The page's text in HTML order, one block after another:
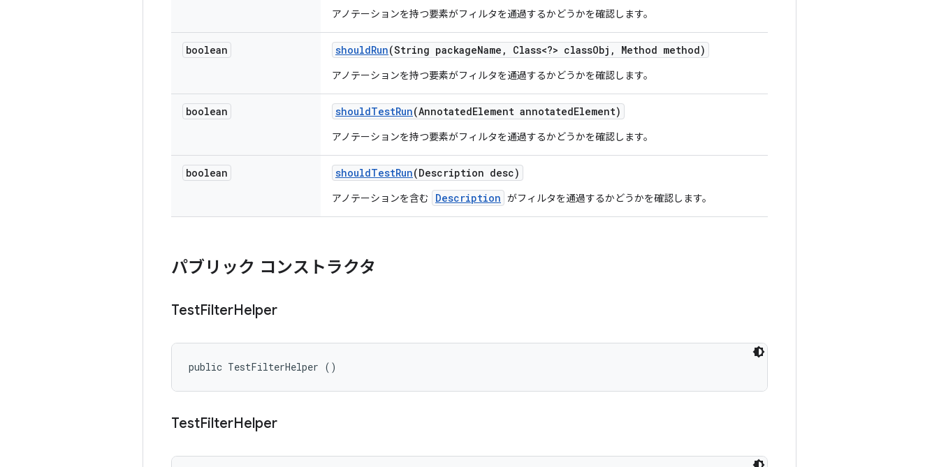
アノテーションを持つ要素がフィルタを通過するかどうかを確認します。
boolean shouldRun(String packageName , Class<?> classObj , Method method)
アノテーションを持つ要素がフィルタを通過するかどうかを確認します。
boolean shouldTestRun(AnnotatedElement annotatedElement)
アノテーションを持つ要素がフィルタを通過するかどうかを確認します。
boolean shouldTestRun(Description desc)
アノテーションを含む Description がフィルタを通過するかどうかを確認します。
パブリック コンストラクタ
TestFilterHelper
public TestFilterHelper ()
TestFilterHelper